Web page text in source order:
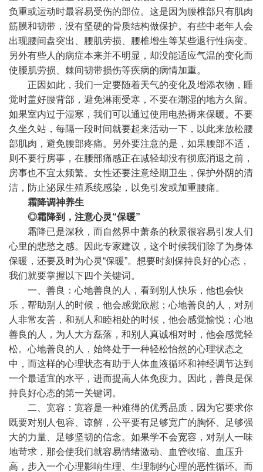
负重或运动时最容易受伤的部位。这是因为腰椎部只有肌肉
筋膜和韧带，没有坚硬的骨质结构做保护。有些中老年人会
出现腰间盘突出、腰肌劳损、腰椎增生等某些退行性病变。
另外有些人的病症本来并不明显，却没能适应气温的变化而
使腰肌劳损、棘间韧带损伤等疾病的病情加重。
正因如此，我们一定要随着天气的变化及增添衣物，睡
觉时盖好腰背部，避免淋雨受寒，不要在潮湿的地方久留。
如果室内过于湿寒，我们可以通过使用电热褥来保暖。不要
久坐久站，每隔一段时间就要起来活动一下，以此来放松腰
部肌肉，避免腰部疼痛。另外要注意的是，如果腰部不适，
则不要行房事，在腰部痛感正在减轻却没有彻底消退之前，
房事也不宜太频繁。女性还要注意经期卫生，保护外阴的清
洁，防止泌尿生殖系统感染，以免引发或加重腰痛。
霜降调神养生
◎霜降到，注意心灵“保暖”
霜降已是深秋，而自然界中萧条的秋景很容易引发人们
心里的悲愁之感。因此专家建议，这个时候我们除了为身体
保暖，还要及时为心灵“保暖”。想要时刻保持良好的心态，
我们就要掌握以下四个关键词。
一、善良：心地善良的人，看到别人快乐，他也会快
乐，帮助别人的时候，他会感觉欣慰；心地善良的人，对别
人非常友善，和别人和睦相处的时候，他会感觉愉悦；心地
善良的人，为人大方磊落，和别人真诚相对时，他会感觉轻
松。心地善良的人，始终处于一种轻松怡然的心理状态之
中，而这样的心理状态有助于人体血液循环和神经调节达到
一个最适宜的水平，进而提高人体免疫力。因此，善良是保
持良好心态的第一关键词。
二、宽容：宽容是一种难得的优秀品质，因为它要求你
既要对别人包容、谅解，公平要有足够宽广的胸怀、足够强
大的力量、足够坚韧的信念。如果学不会宽容，对别人一味
地苛求，那会使我们就容易情绪激动、血管收缩、血压升
高，步入一个心理影响生理、生理制约心理的恶性循环。而